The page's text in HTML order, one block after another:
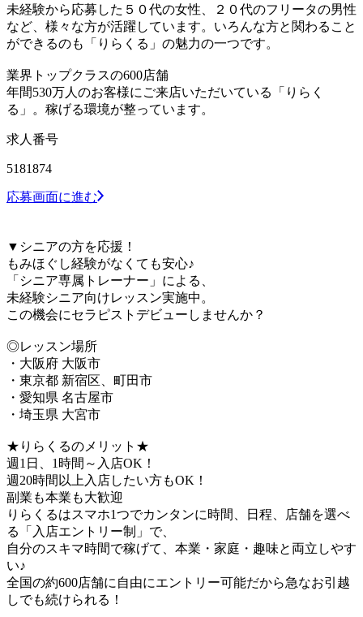
未経験から応募した５０代の女性、２０代のフリータの男性
など、様々な方が活躍しています。いろんな方と関わること
ができるのも「りらくる」の魅力の一つです。
業界トップクラスの600店舗
年間530万人のお客様にご来店いただいている「りらく
る」。稼げる環境が整っています。
求人番号
5181874
応募画面に進む
▼シニアの方を応援！
もみほぐし経験がなくても安心♪
「シニア専属トレーナー」による、
未経験シニア向けレッスン実施中。
この機会にセラピストデビューしませんか？
◎レッスン場所
・大阪府 大阪市
・東京都 新宿区、町田市
・愛知県 名古屋市
・埼玉県 大宮市
★りらくるのメリット★
週1日、1時間～入店OK！
週20時間以上入店したい方もOK！
副業も本業も大歓迎
りらくるはスマホ1つでカンタンに時間、日程、店舗を選べ
る「入店エントリー制」で、
​自分のスキマ時間で稼げて、本業・家庭・趣味と両立しやす
い♪​
全国の約600店舗に自由にエントリー可能だから急なお引越
しでも続けられる！